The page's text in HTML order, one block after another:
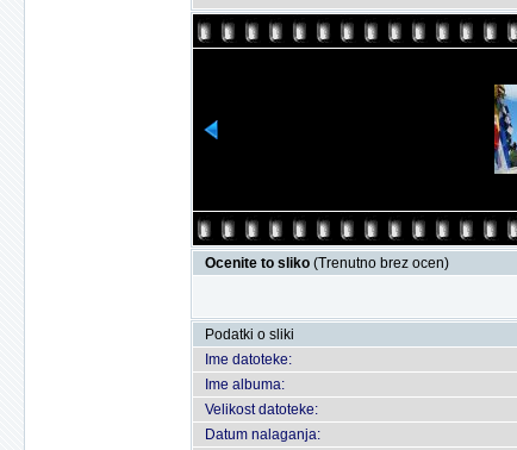
Ocenite to sliko (Trenutno brez ocen)
Podatki o sliki
Ime datoteke:
Ime albuma:
Velikost datoteke:
Datum nalaganja: